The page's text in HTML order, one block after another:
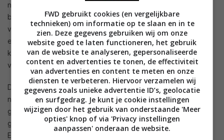
naast Apple-ceo Tim Cook, om de game te presenteren. Nu
blijkt echter dat Nintendo en Apple al aan de game werkten
voordat er überhaupt aan Miitomo werd gedacht. Miitomo is
een sociale game van Nintendo, die je nu op Android en iOS
kunt spelen, waarin je meer te weten kunt komen over je
vrienden dan je misschien in eerste instantie zou willen.
Dat Nintendo al zo lang aan Super Mario Run werkt, is nog
niet eens de grootste verrassing. Maar dat het zowel de
gevierde spelontwikkelaar als de medewerkers van Apple is
gelukt om zo lang hun mond te houden, is dat misschien wel.
Er is namelijk geen informatie gelekt voor de aankondiging.
FWD gebruikt cookies (en vergelijkbare
technieken) om informatie op te slaan en in te
zien. Deze gegevens gebruiken wij om onze
website goed te laten functioneren, het gebruik
van de website te analyseren, gepersonaliseerde
content en advertenties te tonen, de effectiviteit
van advertenties en content te meten en onze
diensten te verbeteren. Hiervoor verzamelen wij
gegevens zoals unieke advertentie ID’s, geolocatie
en surfgedrag. Je kunt je cookie instellingen
wijzigen door het gebruik van onderstaande 'Meer
opties' knop of via 'Privacy instellingen
aanpassen' onderaan de website.